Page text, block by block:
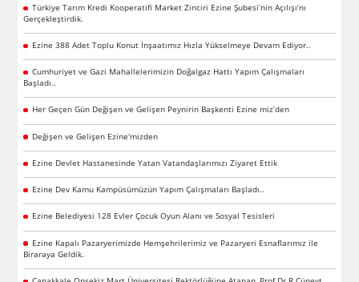
Türkiye Tarım Kredi Kooperatifi Market Zinciri Ezine Şubesi’nin Açılışı’nı
Gerçekleştirdik.
Ezine 388 Adet Toplu Konut İnşaatımız Hızla Yükselmeye Devam Ediyor..
Cumhuriyet ve Gazi Mahallelerimizin Doğalgaz Hattı Yapım Çalışmaları
Başladı..
Her Geçen Gün Değişen ve Gelişen Peynirin Başkenti Ezine miz’den
Değişen ve Gelişen Ezine'mizden
Ezine Devlet Hastanesinde Yatan Vatandaşlarımızı Ziyaret Ettik
Ezine Dev Kamu Kampüsümüzün Yapım Çalışmaları Başladı..
Ezine Belediyesi 128 Evler Çocuk Oyun Alanı ve Sosyal Tesisleri
Ezine Kapalı Pazaryerimizde Hemşehrilerimiz ve Pazaryeri Esnaflarımız ile
Biraraya Geldik.